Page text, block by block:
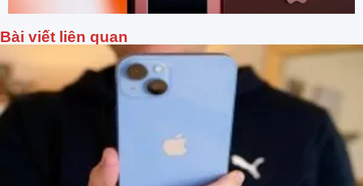
Bài viết liên quan